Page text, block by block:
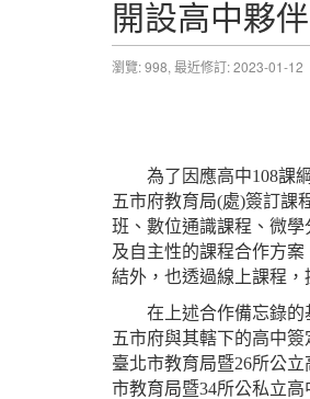
開設高中夥
瀏覽: 998, 最近修訂: 2023-01-12
為了因應高中108課
五市府教育局(處)簽訂課
班、數位通識課程、微
及自主性的課程合作方
結外，也透過線上課程，
在上述合作備忘錄的
五市府與其轄下的高中
臺北市教育局暨26所公
市教育局暨34所公私立